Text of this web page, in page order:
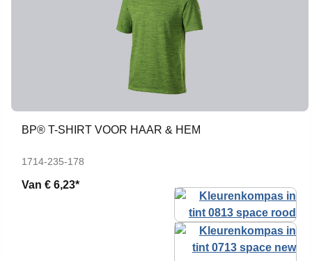
BP® T-SHIRT VOOR HAAR & HEM
1714-235-178
Van € 6,23*